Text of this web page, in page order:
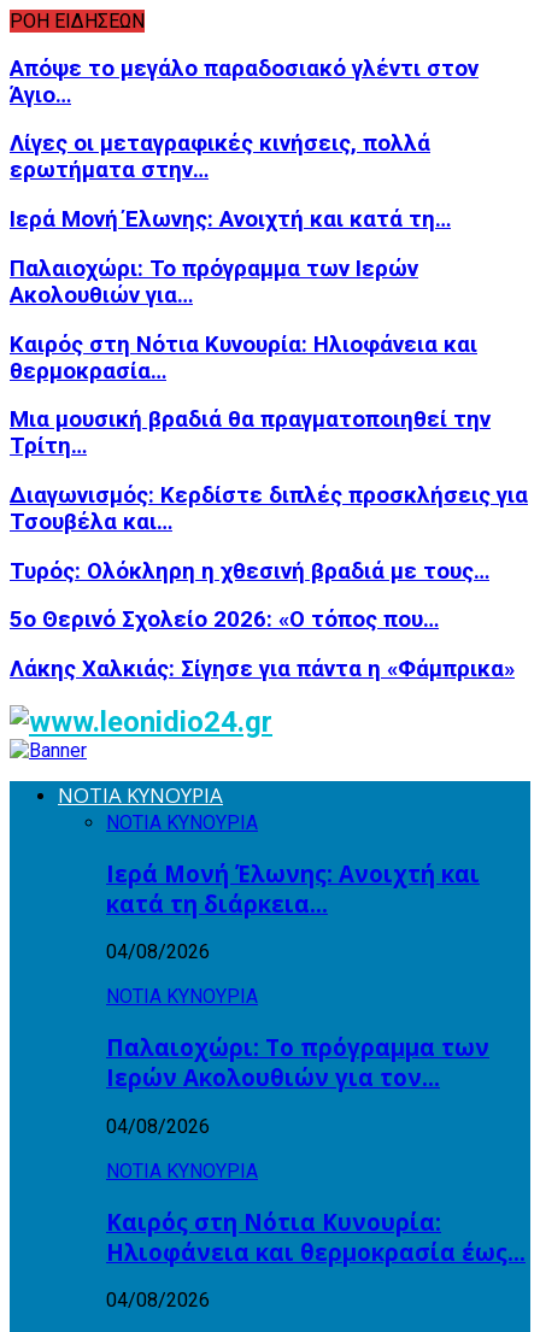
ΡΟΗ ΕΙΔΗΣΕΩΝ
Απόψε το μεγάλο παραδοσιακό γλέντι στον
Άγιο…
Λίγες οι μεταγραφικές κινήσεις, πολλά
ερωτήματα στην…
Ιερά Μονή Έλωνης: Ανοιχτή και κατά τη…
Παλαιοχώρι: Το πρόγραμμα των Ιερών
Ακολουθιών για…
Καιρός στη Νότια Κυνουρία: Ηλιοφάνεια και
θερμοκρασία…
Μια μουσική βραδιά θα πραγματοποιηθεί την
Τρίτη…
Διαγωνισμός: Κερδίστε διπλές προσκλήσεις για
Τσουβέλα και…
Τυρός: Ολόκληρη η χθεσινή βραδιά με τους…
5ο Θερινό Σχολείο 2026: «Ο τόπος που…
Λάκης Χαλκιάς: Σίγησε για πάντα η «Φάμπρικα»
ΝΟΤΙΑ ΚΥΝΟΥΡΙΑ
ΝΟΤΙΑ ΚΥΝΟΥΡΙΑ
Ιερά Μονή Έλωνης: Ανοιχτή και
κατά τη διάρκεια…
04/08/2026
ΝΟΤΙΑ ΚΥΝΟΥΡΙΑ
Παλαιοχώρι: Το πρόγραμμα των
Ιερών Ακολουθιών για τον…
04/08/2026
ΝΟΤΙΑ ΚΥΝΟΥΡΙΑ
Καιρός στη Νότια Κυνουρία:
Ηλιοφάνεια και θερμοκρασία έως…
04/08/2026